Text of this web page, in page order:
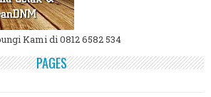
Kami di 0812 6582 534
PAGES